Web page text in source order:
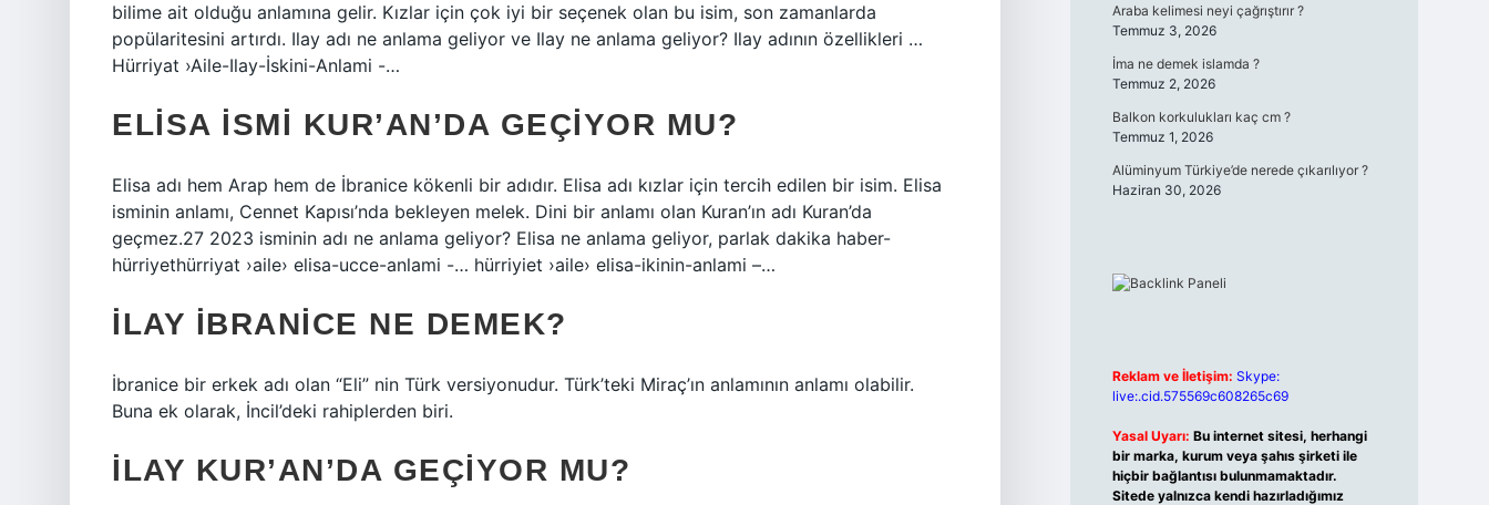
bilime ait olduğu anlamına gelir. Kızlar için çok iyi bir seçenek olan bu isim, son zamanlarda
popülaritesini artırdı. Ilay adı ne anlama geliyor ve Ilay ne anlama geliyor? Ilay adının özellikleri …
Hürriyat ›Aile-Ilay-İskini-Anlami -…
ELISA ISMI KUR’AN’DA GEÇIYOR MU?
Elisa adı hem Arap hem de İbranice kökenli bir adıdır. Elisa adı kızlar için tercih edilen bir isim. Elisa
isminin anlamı, Cennet Kapısı’nda bekleyen melek. Dini bir anlamı olan Kuran’ın adı Kuran’da
geçmez.27 2023 isminin adı ne anlama geliyor? Elisa ne anlama geliyor, parlak dakika haber-
hürriyethürriyat ›aile› elisa-ucce-anlami -… hürriyiet ›aile› elisa-ikinin-anlami –…
İLAY İBRANICE NE DEMEK?
İbranice bir erkek adı olan “Eli” nin Türk versiyonudur. Türk’teki Miraç’ın anlamının anlamı olabilir.
Buna ek olarak, İncil’deki rahiplerden biri.
İLAY KUR’AN’DA GEÇIYOR MU?
Araba kelimesi neyi çağrıştırır ?
Temmuz 3, 2026
İma ne demek islamda ?
Temmuz 2, 2026
Balkon korkulukları kaç cm ?
Temmuz 1, 2026
Alüminyum Türkiye’de nerede çıkarılıyor ?
Haziran 30, 2026
Reklam ve İletişim: Skype:
live:.cid.575569c608265c69
Yasal Uyarı: Bu internet sitesi, herhangi
bir marka, kurum veya şahıs şirketi ile
hiçbir bağlantısı bulunmamaktadır.
Sitede yalnızca kendi hazırladığımız